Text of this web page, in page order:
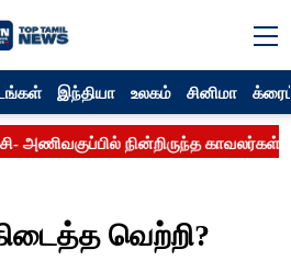
இந்தியா உலகம் சினிமா
வெற்றி?